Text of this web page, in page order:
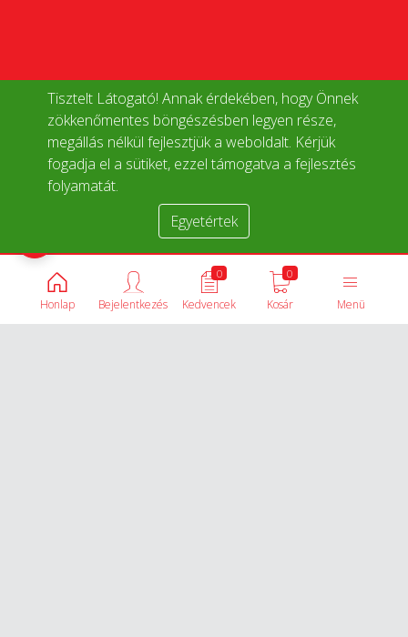
Tisztelt Látogató! Annak érdekében, hogy Önnek
zökkenőmentes böngészésben legyen része,
megállás nélkül fejlesztjük a weboldalt. Kérjük
fogadja el a sütiket, ezzel támogatva a fejlesztés
folyamatát.
Egyetértek
Honlap Menü
0
Kosár
0
Kedvencek
Bejelentkezés
Termékek összehasonlítása